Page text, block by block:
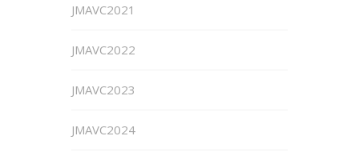
JMAVC2021
JMAVC2022
JMAVC2023
JMAVC2024